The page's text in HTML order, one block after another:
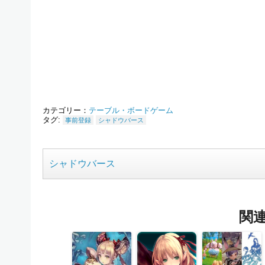
カテゴリー： テーブル・ボードゲーム
タグ:
事前登録 シャドウバース
シャドウバース
関